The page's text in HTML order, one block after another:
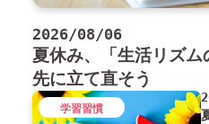
2026/08/06
夏休み、「生活リズム
先に立て直そう
学習習慣